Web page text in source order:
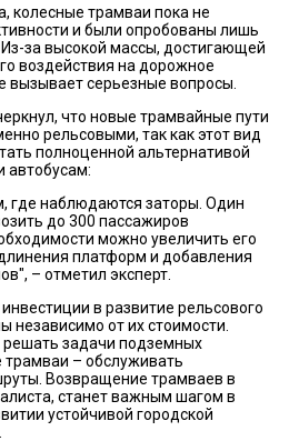
колесные трамваи пока не
и были опробованы лишь
за высокой массы, достигающей
воздействия на дорожное
вызывает серьезные вопросы.
что новые трамвайные пути
рельсовыми, так как этот вид
полноценной альтернативой
автобусам:
где наблюдаются заторы. Один
до 300 пассажиров
можно увеличить его
платформ и добавления
– отметил эксперт.
в развитие рельсового
независимо от их стоимости.
задачи подземных
– обслуживать
Возвращение трамваев в
станет важным шагом в
устойчивой городской